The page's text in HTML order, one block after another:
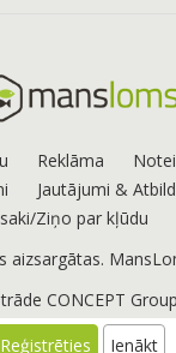
Reģistrēties Ienākt
Reklāma
Jautājumi &
Ziņo par kļūdu
aizsargātas.
CONCEPT Group